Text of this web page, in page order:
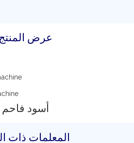
عرض
أسود فاحم
المعلمات ذات